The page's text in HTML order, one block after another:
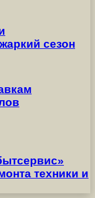
сезон
техники и